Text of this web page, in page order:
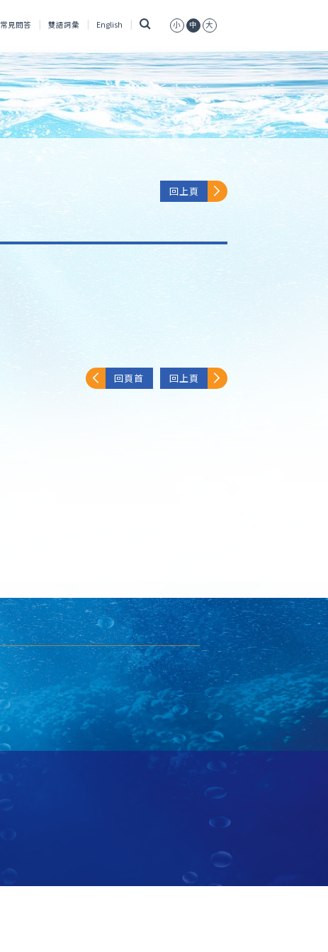
常見問答 雙語詞彙 English 小 中 大
回上頁
回頁首 回上頁